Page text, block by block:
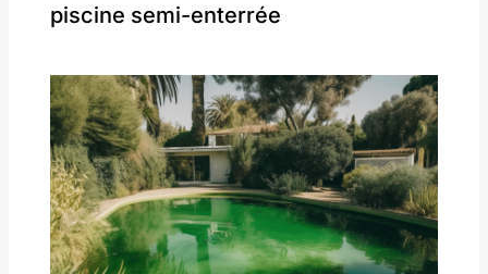
piscine semi-enterrée